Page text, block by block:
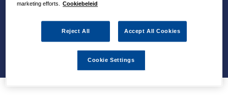
marketing efforts. Cookiebeleid
Reject All Accept All Cookies
Cookie Settings